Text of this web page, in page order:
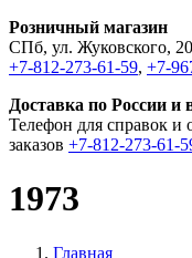
Розничный магазин
СПб, ул. Жуковского,
+7-812-273-61-59, +7-
Доставка по России и
Телефон для справок и
заказов +7-812-273-61-
1973
Главная